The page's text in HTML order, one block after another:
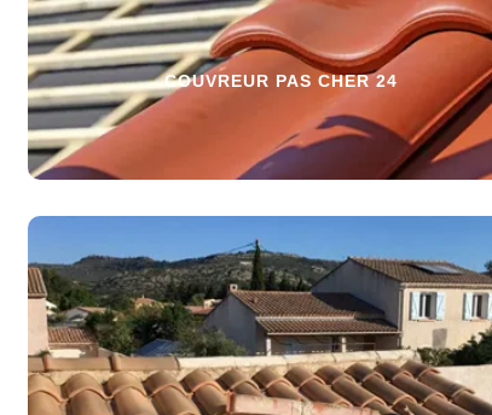
COUVREUR PAS CHER 24